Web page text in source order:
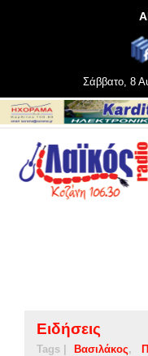
Σάββατο, 8
Ειδήσεις
Tags | Βασιλάκος